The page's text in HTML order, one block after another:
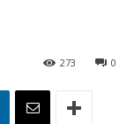
0
273